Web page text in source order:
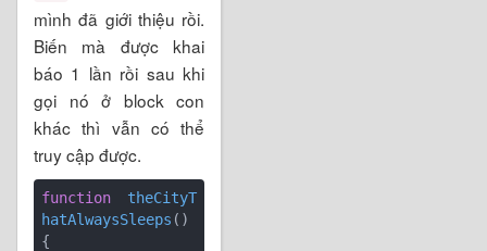
mình đã giới thiệu rồi.
Biến mà được khai
báo 1 lần rồi sau khi
gọi nó ở block con
khác thì vẫn có thể
truy cập được.
function
theCityT
hatAlwaysSleeps (
{